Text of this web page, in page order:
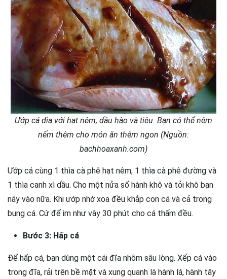
Ướp cá dìa với hạt nêm, dầu hào và tiêu. Bạn có thể nêm
nếm thêm cho món ăn thêm ngon (Nguồn:
bachhoaxanh.com)
Ướp cá cùng 1 thìa cà phê hạt nêm, 1 thìa cà phê đường và
1 thìa canh xì dầu. Cho một nửa số hành khô và tỏi khô bạn
nãy vào nữa. Khi ướp nhớ xoa đều khắp con cá và cả trong
bụng cá. Cứ để im như vậy 30 phút cho cá thấm đều.
Bước 3: Hấp cá
Để hấp cá, bạn dùng một cái đĩa nhôm sâu lòng. Xếp cá vào
trong đĩa, rải trên bề mặt và xung quanh là hành lá, hành tây